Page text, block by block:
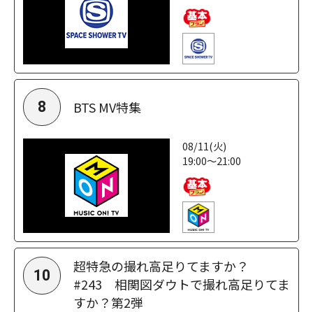
8 BTS MV特集
08/11(火)
19:00～21:00
10
超特急の撮れ高足りてますか？
#243 相関図ダウトで撮れ高足りてま
すか？第2弾